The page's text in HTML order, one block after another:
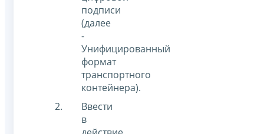
подписи
(далее
-
Унифицированный
формат
транспортного
контейнера).
Ввести
в